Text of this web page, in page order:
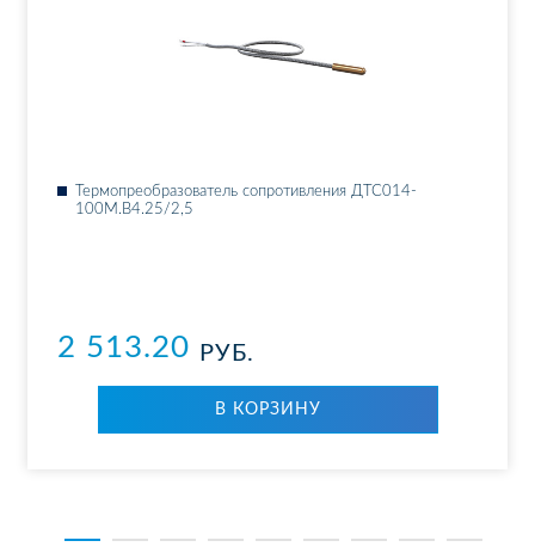
Тер­мо­пре­об­ра­зо­ва­тель со­про­тив­ле­ния ДТ­С014-
100М.В4.25/2,5
2 513.20 РУБ.
В КОР­ЗИ­НУ